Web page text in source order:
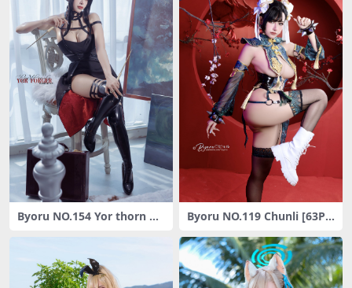
Byoru NO.154 Yor thorn pri
Byoru NO.119 Chunli [63P8